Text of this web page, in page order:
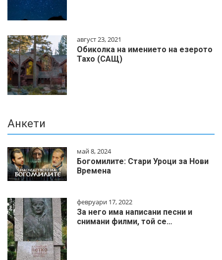
август 23, 2021
Обиколка на имението на езерото
Тахо (САЩ)
Анкети
май 8, 2024
Богомилите: Стари Уроци за Нови
Времена
февруари 17, 2022
За него има написани песни и
снимани филми, той се…